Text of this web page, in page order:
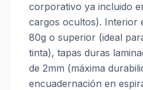
corporativo ya incluido
cargos ocultos). Interior
80g o superior (ideal
tinta), tapas duras
de 2mm (máxima
encuadernación en